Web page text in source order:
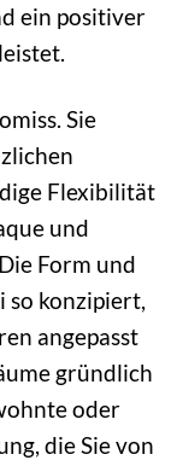
ein positiver
Sie
Flexibilität
und
Form und
so konzipiert,
angepasst
gründlich
oder
die Sie von